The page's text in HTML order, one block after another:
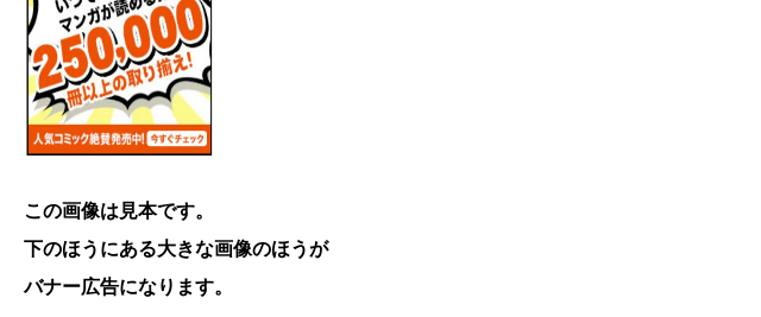
この画像は見本です。
下のほうにある大きな画像のほうが
バナー広告になります。